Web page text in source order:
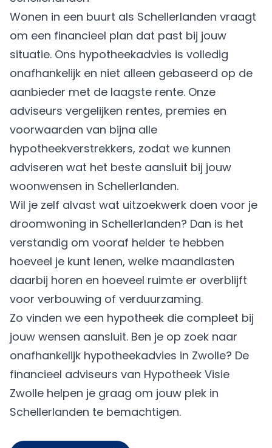
Wonen in een buurt als Schellerlanden vraagt
om een financieel plan dat past bij jouw
situatie. Ons hypotheekadvies is volledig
onafhankelijk en niet alleen gebaseerd op de
aanbieder met de laagste rente. Onze
adviseurs vergelijken rentes, premies en
voorwaarden van bijna alle
hypotheekverstrekkers, zodat we kunnen
adviseren wat het beste aansluit bij jouw
woonwensen in Schellerlanden.
Wil je zelf alvast wat uitzoekwerk doen voor je
droomwoning in Schellerlanden? Dan is het
verstandig om vooraf helder te hebben
hoeveel je kunt lenen, welke maandlasten
daarbij horen en hoeveel ruimte er overblijft
voor verbouwing of verduurzaming.
Zo vinden we een hypotheek die compleet bij
jouw wensen aansluit. Ben je op zoek naar
onafhankelijk hypotheekadvies in Zwolle? De
financieel adviseurs van Hypotheek Visie
Zwolle helpen je graag om jouw plek in
Schellerlanden te bemachtigen.